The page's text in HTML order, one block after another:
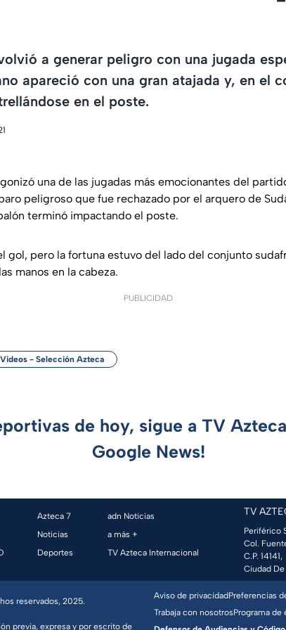
a generar peligro con una jugada
apareció con una gran atajada y, en el
en el poste.
una de las jugadas más emocionantes del
peligroso que fue rechazado por el arquero de
terminó impactando el poste.
gol, pero la fortuna estuvo del lado del conjunto
manos en la cabeza.
PUBLICIDAD
Videos - Selección Azteca
de hoy, sigue a TV
Google News!
Azteca 7
Noticias
Deportes
adn Noticias
a más +
TV Azteca Internacional
TV
Periférico
Col.
C.P. 14141,
Ciudad
reservados, 2025.
previa, expresa y por escrito de
Aviso de privacidadPreferencias
Trabaja con nosotrosPrograma